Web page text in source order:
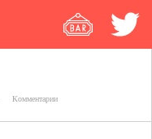
Комментарии